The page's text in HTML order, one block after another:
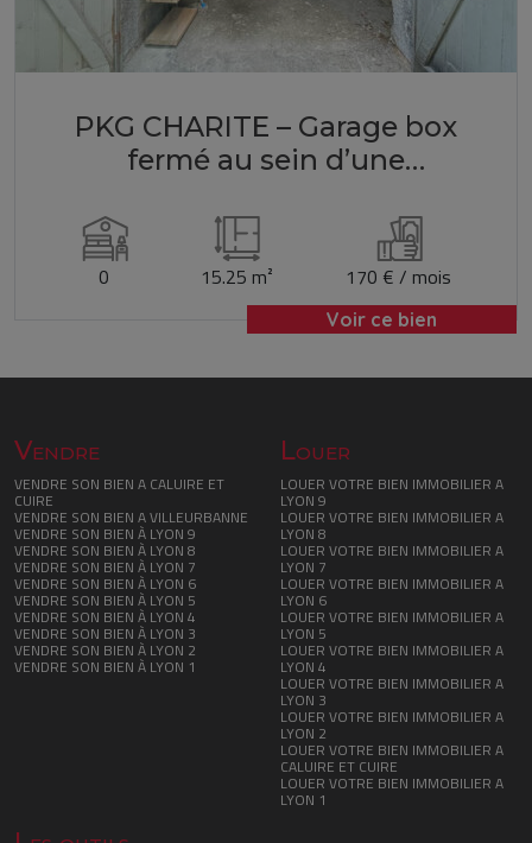
PKG CHARITE – Garage box
fermé au sein d’une
Quartier Charité Lyon 02
0 15.25 m² 170 € / mois
Voir ce bien
Vendre
VENDRE SON BIEN A CALUIRE ET
CUIRE
VENDRE SON BIEN A VILLEURBANNE
VENDRE SON BIEN À LYON 9
VENDRE SON BIEN À LYON 8
VENDRE SON BIEN À LYON 7
VENDRE SON BIEN À LYON 6
VENDRE SON BIEN À LYON 5
VENDRE SON BIEN À LYON 4
VENDRE SON BIEN À LYON 3
VENDRE SON BIEN À LYON 2
VENDRE SON BIEN À LYON 1
Louer
LOUER VOTRE BIEN IMMOBILIER A
LYON 9
LOUER VOTRE BIEN IMMOBILIER A
LYON 8
LOUER VOTRE BIEN IMMOBILIER A
LYON 7
LOUER VOTRE BIEN IMMOBILIER A
LYON 6
LOUER VOTRE BIEN IMMOBILIER A
LYON 5
LOUER VOTRE BIEN IMMOBILIER A
LYON 4
LOUER VOTRE BIEN IMMOBILIER A
LYON 3
LOUER VOTRE BIEN IMMOBILIER A
LYON 2
LOUER VOTRE BIEN IMMOBILIER A
CALUIRE ET CUIRE
LOUER VOTRE BIEN IMMOBILIER A
LYON 1